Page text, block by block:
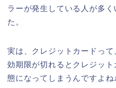
ラーが発生している人が多
た。
実は、クレジットカードっ
効期限が切れるとクレジッ
態になってしまうんですよね